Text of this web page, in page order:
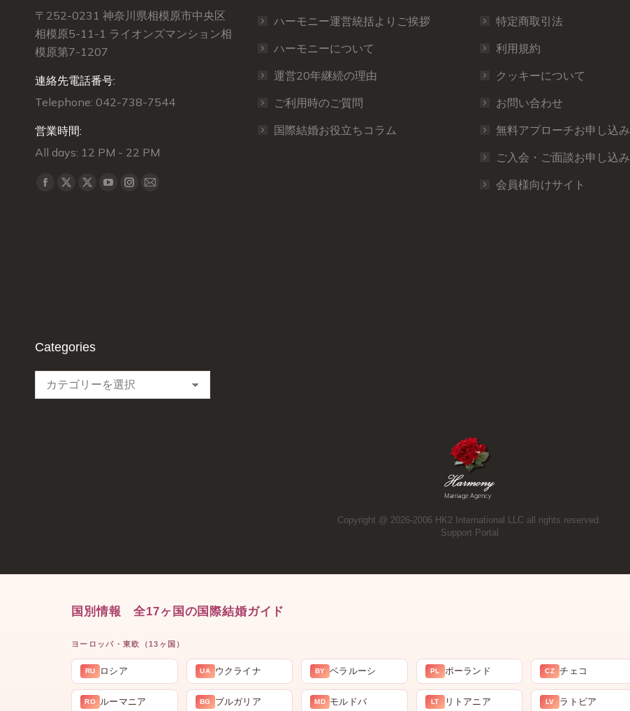
〒252-0231 神奈川県相模原市中央区
相模原5-11-1 ライオンズマンション相
模原第7-1207
連絡先電話番号:
Telephone: 042-738-7544
営業時間:
All days: 12 PM - 22 PM
Find us on:
Facebook
X
X
YouTubeInstagram
Mail
ハーモニー運営統括よりご挨拶
ハーモニーについて
運営20年継続の理由
ご利用時のご質問
国際結婚お役立ちコラム
特定商取引法
利用規約
クッキーについて
お問い合わせ
無料アプローチお申し込み
ご入会・ご面談お申し込み
会員様向けサイト
Categories
Categories
Copyright @ 2026-2006 HK2 International LLC all rights reserved.
Support Portal
国別情報 全17ヶ国の国際結婚ガイド
ヨーロッパ・東欧（13ヶ国）
RU ロシア UA ウクライナ BY ベラルーシ PL ポーランド CZ チェコ
RO ルーマニア BG ブルガリア MD モルドバ LT リトアニア LV ラトビア